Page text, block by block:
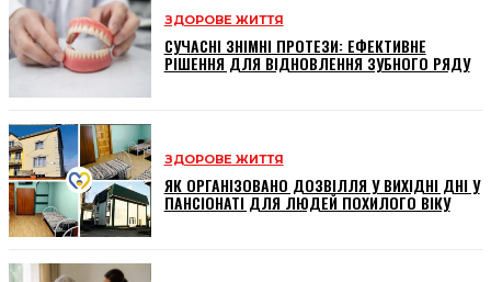
ЗДОРОВЕ ЖИТТЯ
СУЧАСНІ ЗНІМНІ ПРОТЕЗИ: ЕФЕКТИВНЕ
РІШЕННЯ ДЛЯ ВІДНОВЛЕННЯ ЗУБНОГО РЯДУ
ЗДОРОВЕ ЖИТТЯ
ЯК ОРГАНІЗОВАНО ДОЗВІЛЛЯ У ВИХІДНІ ДНІ У
ПАНСІОНАТІ ДЛЯ ЛЮДЕЙ ПОХИЛОГО ВІКУ